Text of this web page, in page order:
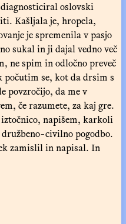
oslovski
Kašljala je, hropela,
je spremenila v pasjo
sukal in ji dajal vedno več
ne spim in odločno preveč
se, kot da drsim s
povzročijo, da me v
če razumete, za kaj gre.
iztočnico, napišem, karkoli
civilno pogodbo.
zamislil in napisal. In